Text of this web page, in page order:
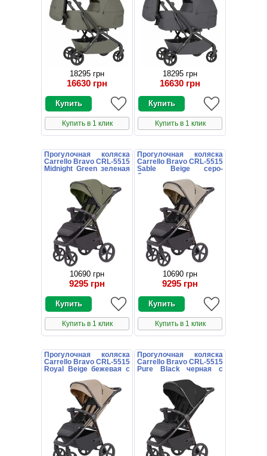
18295 грн
16630 грн
Купить в 1 клик
18295 грн
16630 грн
Купить в 1 клик
Прогулочная коляска
Carrello Bravo CRL-5515
Midnight Green зеленая
10690 грн
9295 грн
Купить в 1 клик
Прогулочная коляска
Carrello Bravo CRL-5515
Sable Beige серо-
бежевая с чехлом на
10690 грн
9295 грн
Купить в 1 клик
Прогулочная коляска
Carrello Bravo CRL-5515
Royal Beige бежевая с
Прогулочная коляска
Carrello Bravo CRL-5515
Pure Black черная с